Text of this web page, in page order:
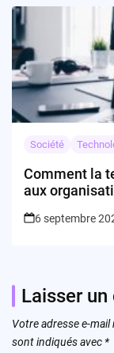
Société
Comment la
aux
l’armée ?
6 septembre
Laisser
Votre adresse e-mail
sont indiqués avec *